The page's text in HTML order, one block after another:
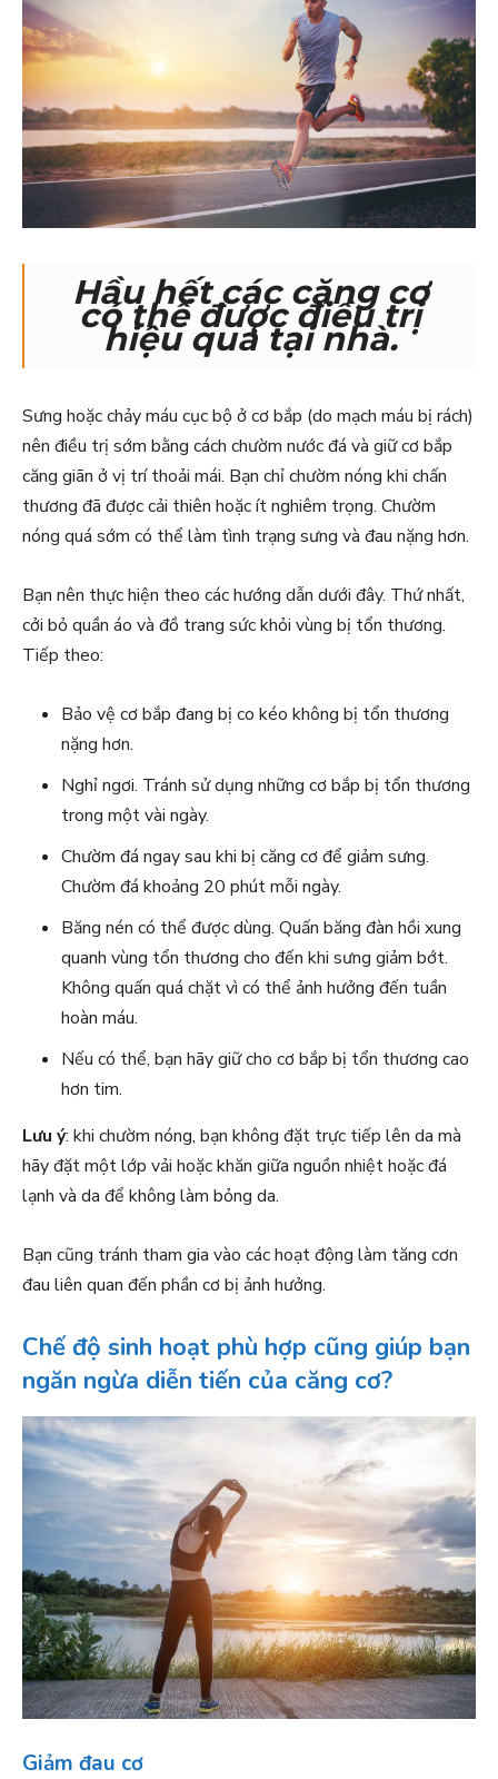
Hầu hết các căng cơ
có thể được điều trị
hiệu quả tại nhà.
Sưng hoặc chảy máu cục bộ ở cơ bắp (do mạch máu bị rách)
nên điều trị sớm bằng cách chườm nước đá và giữ cơ bắp
căng giãn ở vị trí thoải mái. Bạn chỉ chườm nóng khi chấn
thương đã được cải thiên hoặc ít nghiêm trọng. Chườm
nóng quá sớm có thể làm tình trạng sưng và đau nặng hơn.
Bạn nên thực hiện theo các hướng dẫn dưới đây. Thứ nhất,
cởi bỏ quần áo và đồ trang sức khỏi vùng bị tổn thương.
Tiếp theo:
Bảo vệ cơ bắp đang bị co kéo không bị tổn thương
nặng hơn.
Nghỉ ngơi. Tránh sử dụng những cơ bắp bị tổn thương
trong một vài ngày.
Chườm đá ngay sau khi bị căng cơ để giảm sưng.
Chườm đá khoảng 20 phút mỗi ngày.
Băng nén có thể được dùng. Quấn băng đàn hồi xung
quanh vùng tổn thương cho đến khi sưng giảm bớt.
Không quấn quá chặt vì có thể ảnh hưởng đến tuần
hoàn máu.
Nếu có thể, bạn hãy giữ cho cơ bắp bị tổn thương cao
hơn tim.
Lưu ý: khi chườm nóng, bạn không đặt trực tiếp lên da mà
hãy đặt một lớp vải hoặc khăn giữa nguồn nhiệt hoặc đá
lạnh và da để không làm bỏng da.
Bạn cũng tránh tham gia vào các hoạt động làm tăng cơn
đau liên quan đến phần cơ bị ảnh hưởng.
Chế độ sinh hoạt phù hợp cũng giúp bạn
ngăn ngừa diễn tiến của căng cơ?
Giảm đau cơ